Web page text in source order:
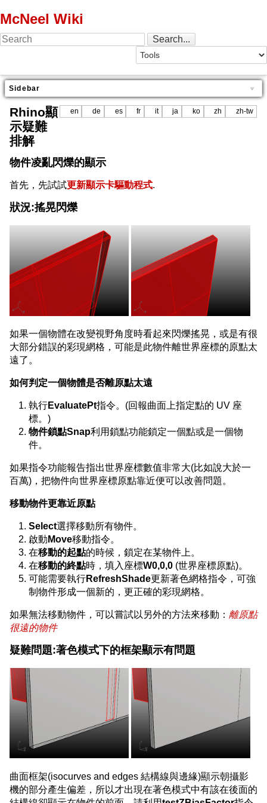
McNeel Wiki
Sidebar
en de es fr it ja ko zh zh-tw
Rhino顯
示疑難
排解
物件凌亂閃爍的顯示
首先，先試試更新顯示卡驅動程式.
狀況:搖晃閃爍
如果一個物體在改變視野角度時看起來閃爍搖晃，或是有很
大部分錯誤的彩現網格，可能是此物件離世界座標的原點太
遠了。
如何判定一個物體是否離原點太遠
執行EvaluatePt指令。(回報曲面上指定點的 UV 座
標。)
物件鎖點Snap利用鎖點功能鎖定一個點或是一個物
件。
如果指令功能報告指出世界座標數值非常大(比如說大於一
百萬)，把物件向世界座標原點靠近便可以改善問題。
移動物件更靠近原點
Select選擇移動所有物件。
啟動 Move移動指令。
在移動的起點的時候，鎖定在某物件上。
在移動的終點時，填入座標W0,0,0 (世界座標原點)。
可能需要執行RefreshShade更新著色網格指令，可強
制物件形成一個新的，更正確的彩現網格。
如果無法移動物件，可以嘗試以另外的方法來移動： 離原點
很遠的物件
疑難問題:著色模式下的框架顯示有問題
曲面框架(isocurves and edges 結構線與邊緣)顯示朝攝影
機的部分產生偏差，所以才出現在著色模式中有該在後面的